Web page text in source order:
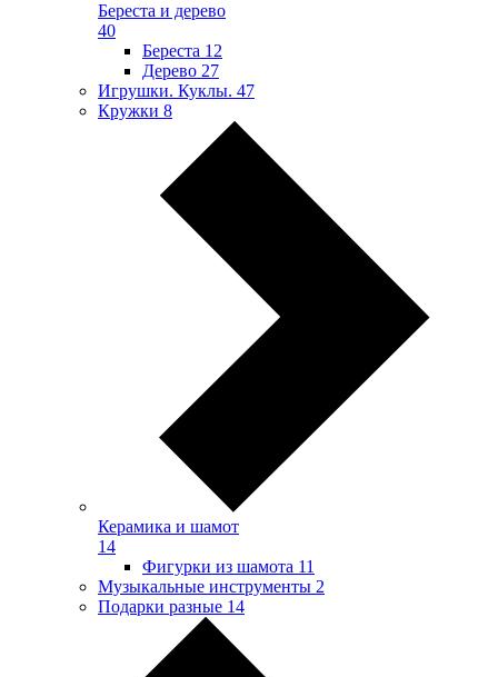
Береста и дерево
40
Береста 12
Дерево 27
Игрушки. Куклы. 47
Кружки 8
Керамика и шамот
14
Фигурки из шамота 11
Музыкальные инструменты 2
Подарки разные 14